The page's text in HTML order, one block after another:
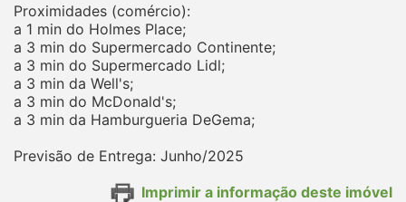
Proximidades (comércio):
a 1 min do Holmes Place;
a 3 min do Supermercado Continente;
a 3 min do Supermercado Lidl;
a 3 min da Well's;
a 3 min do McDonald's;
a 3 min da Hamburgueria DeGema;
Previsão de Entrega: Junho/2025
Imprimir a informação deste imóvel